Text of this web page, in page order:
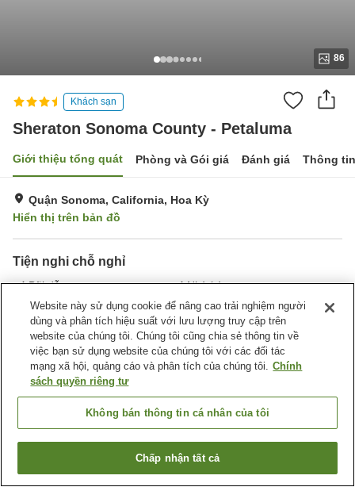
86
Khách sạn
Sheraton Sonoma County - Petaluma
Giới thiệu tổng quát Phòng và Gói giá Đánh giá Thông
Quận Sonoma, California, Hoa Kỳ
Hiển thị trên bản đồ
Tiện nghi chỗ nghỉ
Bãi đỗ xe
Nhà hàng
Bar
Giặt ủi
Trang chủ Hoa Kỳ California
Quận Sonoma
Sheraton Sonoma County - Petaluma
Tìm phòng trống
Website này sử dụng cookie để nâng cao trải nghiệm người
dùng và phân tích hiệu suất với lưu lượng truy cập trên
website của chúng tôi. Chúng tôi cũng chia sẻ thông tin về
việc bạn sử dụng website của chúng tôi với các đối tác
mạng xã hội, quảng cáo và phân tích của chúng tôi. Chính
sách quyền riêng tư
Không bán thông tin cá nhân của tôi
Chấp nhận tất cả